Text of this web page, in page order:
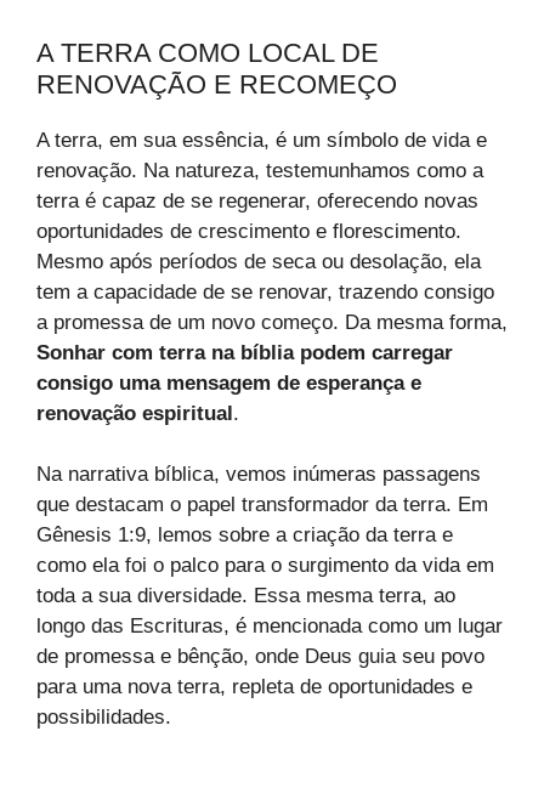
A TERRA COMO LOCAL DE
RENOVAÇÃO E RECOMEÇO
A terra, em sua essência, é um símbolo de vida e
renovação. Na natureza, testemunhamos como a
terra é capaz de se regenerar, oferecendo novas
oportunidades de crescimento e florescimento.
Mesmo após períodos de seca ou desolação, ela
tem a capacidade de se renovar, trazendo consigo
a promessa de um novo começo. Da mesma forma,
Sonhar com terra na bíblia podem carregar
consigo uma mensagem de esperança e
renovação espiritual.
Na narrativa bíblica, vemos inúmeras passagens
que destacam o papel transformador da terra. Em
Gênesis 1:9, lemos sobre a criação da terra e
como ela foi o palco para o surgimento da vida em
toda a sua diversidade. Essa mesma terra, ao
longo das Escrituras, é mencionada como um lugar
de promessa e bênção, onde Deus guia seu povo
para uma nova terra, repleta de oportunidades e
possibilidades.